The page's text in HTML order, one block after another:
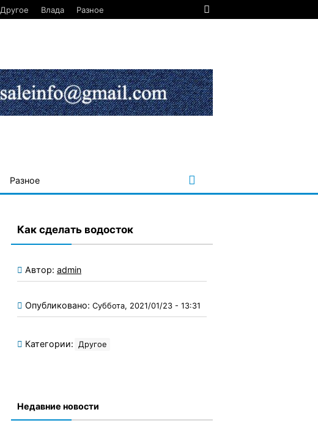
Другое Влада Разное
Разное
Как сделать водосток
Автор: admin
Опубликовано: Суббота, 2021/01/23 - 13:31
Категории: Другое
Недавние новости